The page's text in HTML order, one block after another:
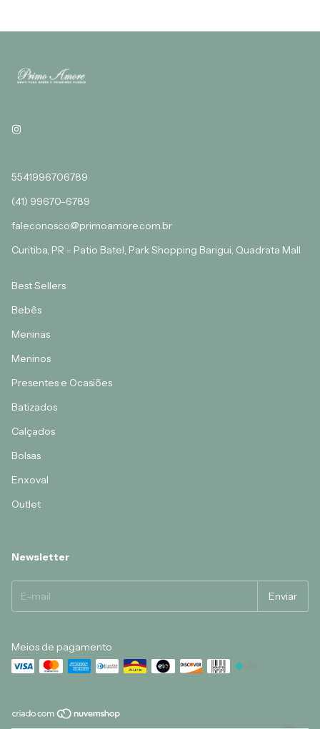
5541996706789
(41) 99670-6789
faleconosco@primoamore.com.br
Curitiba, PR - Patio Batel, Park Shopping Barigui, Quadrata Mall
Best Sellers
Bebês
Meninas
Meninos
Presentes e Ocasiões
Batizados
Calçados
Bolsas
Enxoval
Outlet
Newsletter
Meios de pagamento